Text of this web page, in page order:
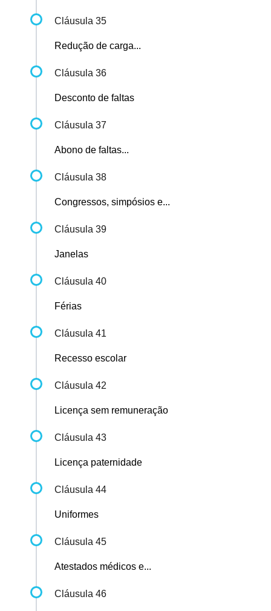
Cláusula 35
Redução de carga...
Cláusula 36
Desconto de faltas
Cláusula 37
Abono de faltas...
Cláusula 38
Congressos, simpósios e...
Cláusula 39
Janelas
Cláusula 40
Férias
Cláusula 41
Recesso escolar
Cláusula 42
Licença sem remuneração
Cláusula 43
Licença paternidade
Cláusula 44
Uniformes
Cláusula 45
Atestados médicos e...
Cláusula 46